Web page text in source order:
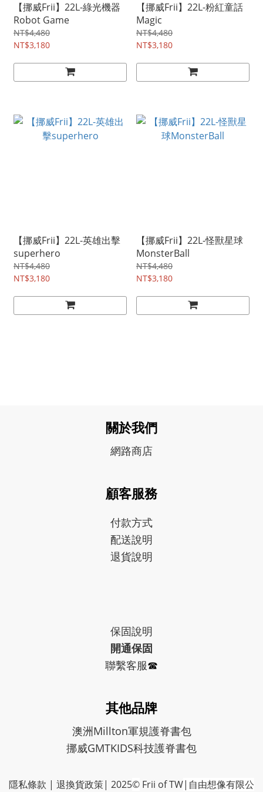
【挪威Frii】22L-綠光機器
Robot Game
NT$4,480
NT$3,180
【挪威Frii】22L-粉紅童話
Magic
NT$4,480
NT$3,180
【挪威Frii】22L-英雄出擊
superhero
NT$4,480
NT$3,180
【挪威Frii】22L-怪獸星球
MonsterBall
NT$4,480
NT$3,180
關於我們
網路商店
顧客服務
付款方式
配送說明
退貨說明
保固說明
開通保固
聯繫客服☎︎
其他品牌
澳洲Millton軍規護脊書包
挪威GMTKIDS科技護脊書包
隱私條款 | 退換貨政策| 2025© Frii of TW|自由想像有限公